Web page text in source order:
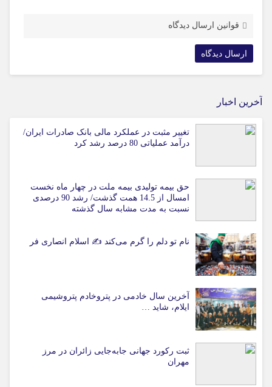
قوانین ارسال دیدگاه
آخرین اخبار
تغییر مثبت در عملکرد مالی بانک صادرات ایران/
درآمد عملیاتی 80 درصد رشد کرد
حق بیمه تولیدی بیمه ملت در چهار ماه نخست
امسال از 14.5 همت گذشت/ رشد 90 درصدی
نسبت به مدت مشابه سال گذشته
نام تو دلم را گرم می‌کند ✍️ اسلام انصاری فر
آخرین سال خادمی در پتروخادم پتروشیمی
ایلام، شاید …
ثبت رکورد جهانی جابه‌جایی زائران در مرز
مهران